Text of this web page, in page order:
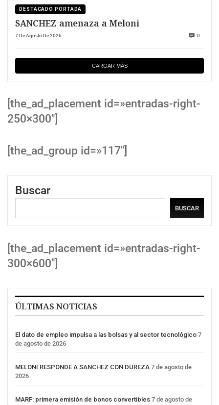
DESTACADO PORTADA
SANCHEZ amenaza a Meloni
7 De Agosto De 2026 0
CARGAR MÁS
[the_ad_placement id=»entradas-right-
250×300″]
[the_ad_group id=»117″]
Buscar
BUSCAR
[the_ad_placement id=»entradas-right-
300×600″]
ÚLTIMAS NOTICIAS
El dato de empleo impulsa a las bolsas y al sector tecnológico 7
de agosto de 2026
MELONI RESPONDE A SANCHEZ CON DUREZA 7 de agosto de
2026
MARF: primera emisión de bonos convertibles 7 de agosto de